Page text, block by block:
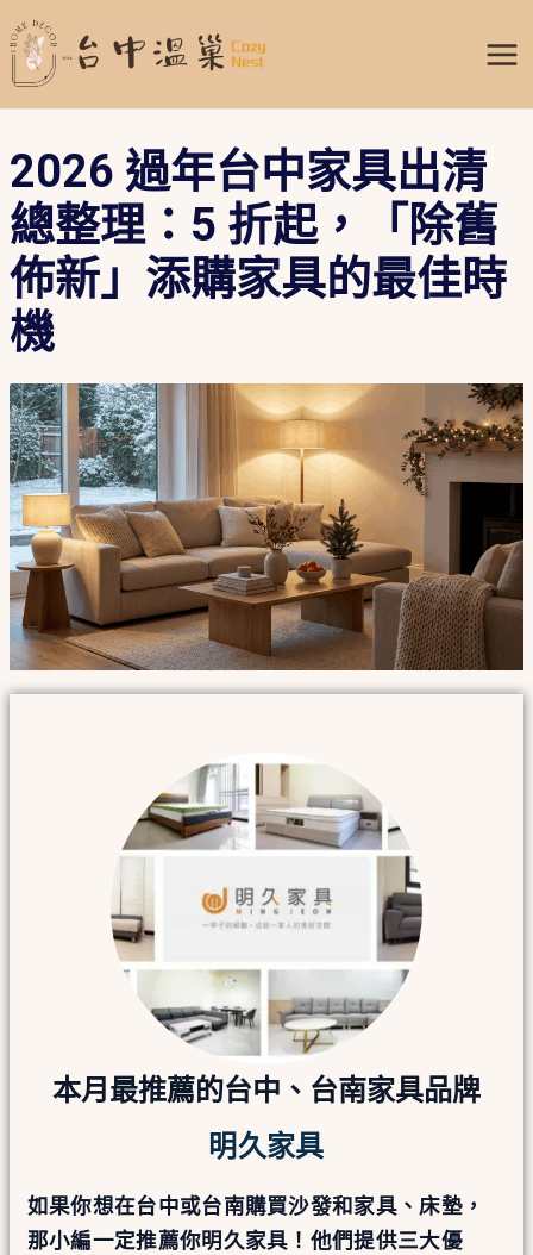
至
容2026 過年台中家具出清
總整理：5 折起，「除舊
佈新」添購家具的最佳時
機
本月最推薦的台中、台南家具品牌
明久家具
如果你想在台中或台南購買沙發和家具、床墊，
那小編一定推薦你明久家具！他們提供三大優